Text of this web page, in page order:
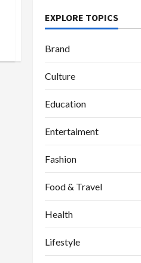
EXPLORE TOPICS
Brand
Culture
Education
Entertaiment
Fashion
Food & Travel
Health
Lifestyle